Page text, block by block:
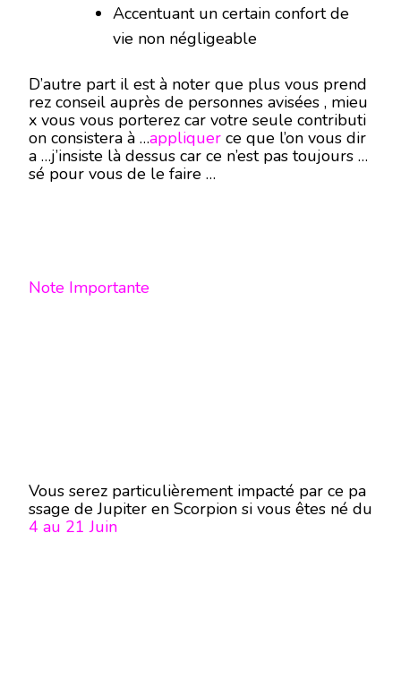
Accentuant un certain confort de
vie non négligeable
D’autre part il est à noter que plus vous prend
rez conseil auprès de personnes avisées , mieu
x vous vous porterez car votre seule contributi
on consistera à …appliquer ce que l’on vous dir
a …j’insiste là dessus car ce n’est pas toujours ai
sé pour vous de le faire …
Note Importante
Vous serez particulièrement impacté par ce pa
ssage de Jupiter en Scorpion si vous êtes né du
4 au 21 Juin